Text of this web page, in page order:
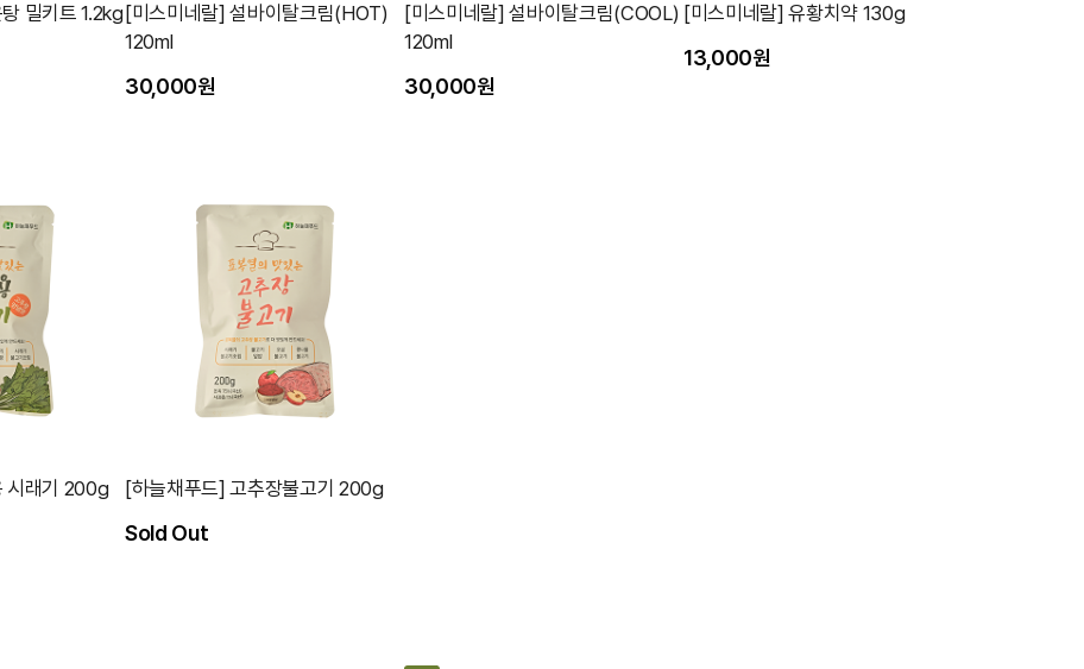
밀키트 1.2kg [미스미네랄] 설바이탈크림(HOT)
120ml
30,000원
[미스미네랄] 설바이탈크림(COOL)
120ml
30,000원
[미스미네랄] 유황치약 130g
13,000원
시래기 200g [하늘채푸드] 고추장불고기 200g
Sold Out